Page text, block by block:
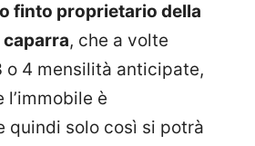
finto proprietario della
caparra, che a volte
o 4 mensilità anticipate,
è
quindi solo così si potrà